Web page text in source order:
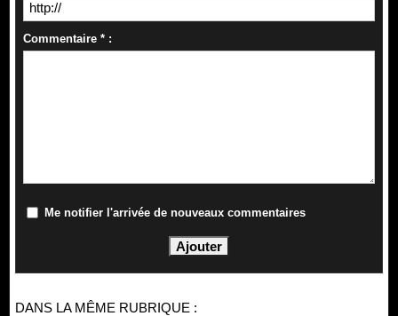
Commentaire * :
Me notifier l'arrivée de nouveaux commentaires
DANS LA MÊME RUBRIQUE :